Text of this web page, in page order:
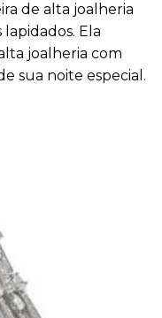
de alta joalheria
Ela
joalheria com
sua noite especial.